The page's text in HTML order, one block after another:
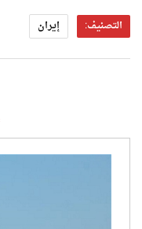
التصنيف:
إيران